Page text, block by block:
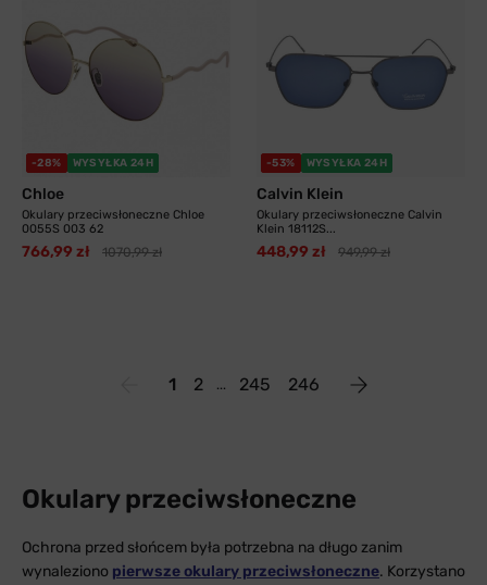
-28% WYSYŁKA 24H
Chloe
Okulary przeciwsłoneczne Chloe
0055S 003 62
766,99 zł 1070,99 zł
-53% WYSYŁKA 24H
Calvin Klein
Okulary przeciwsłoneczne Calvin
Klein 18112S...
448,99 zł 949,99 zł
1 2 245 246
Okulary przeciwsłoneczne
Ochrona przed słońcem była potrzebna na długo zanim
wynaleziono pierwsze okulary przeciwsłoneczne. Korzystano